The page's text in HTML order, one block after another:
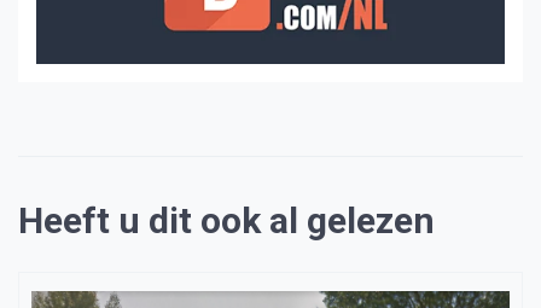
Heeft u dit ook al gelezen